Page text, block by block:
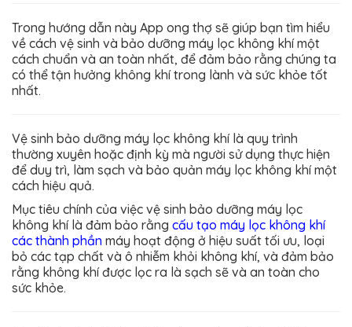
Trong hướng dẫn này App ong thợ sẽ giúp bạn tìm hiểu
về cách vệ sinh và bảo dưỡng máy lọc không khí một
cách chuẩn và an toàn nhất, để đảm bảo rằng chúng ta
có thể tận hưởng không khí trong lành và sức khỏe tốt
nhất.
Vệ sinh bảo dưỡng máy lọc không khí là quy trình
thường xuyên hoặc định kỳ mà người sử dụng thực hiện
để duy trì, làm sạch và bảo quản máy lọc không khí một
cách hiệu quả.
Mục tiêu chính của việc vệ sinh bảo dưỡng máy lọc
không khí là đảm bảo rằng cấu tạo máy lọc không khí
các thành phần máy hoạt động ở hiệu suất tối ưu, loại
bỏ các tạp chất và ô nhiễm khỏi không khí, và đảm bảo
rằng không khí được lọc ra là sạch sẽ và an toàn cho
sức khỏe.